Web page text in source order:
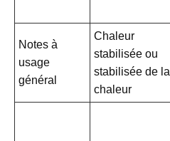
Notes à
usage
général
Chaleur
stabilisée ou
stabilisée de la
chaleur